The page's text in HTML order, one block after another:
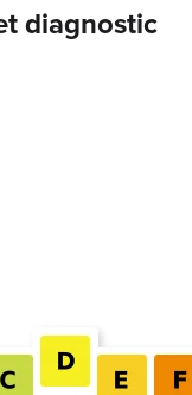
diagnostic